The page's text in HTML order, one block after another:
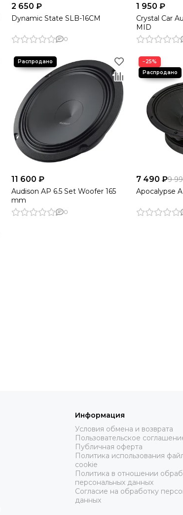
2 650 ₽
Dynamic State SLB-16CM
0
1 950 ₽
Crystal Car
MID
11 600 ₽
Audison AP 6.5 Set Woofer 165
mm
0
−25%
7 490 ₽9
Apocalypse
Информация
Условия обмена и возврата
Пользовательское
Публичная оферта
Политика использования
cookie
Политика в отношении
персональных данных
Согласие на обработку
данных